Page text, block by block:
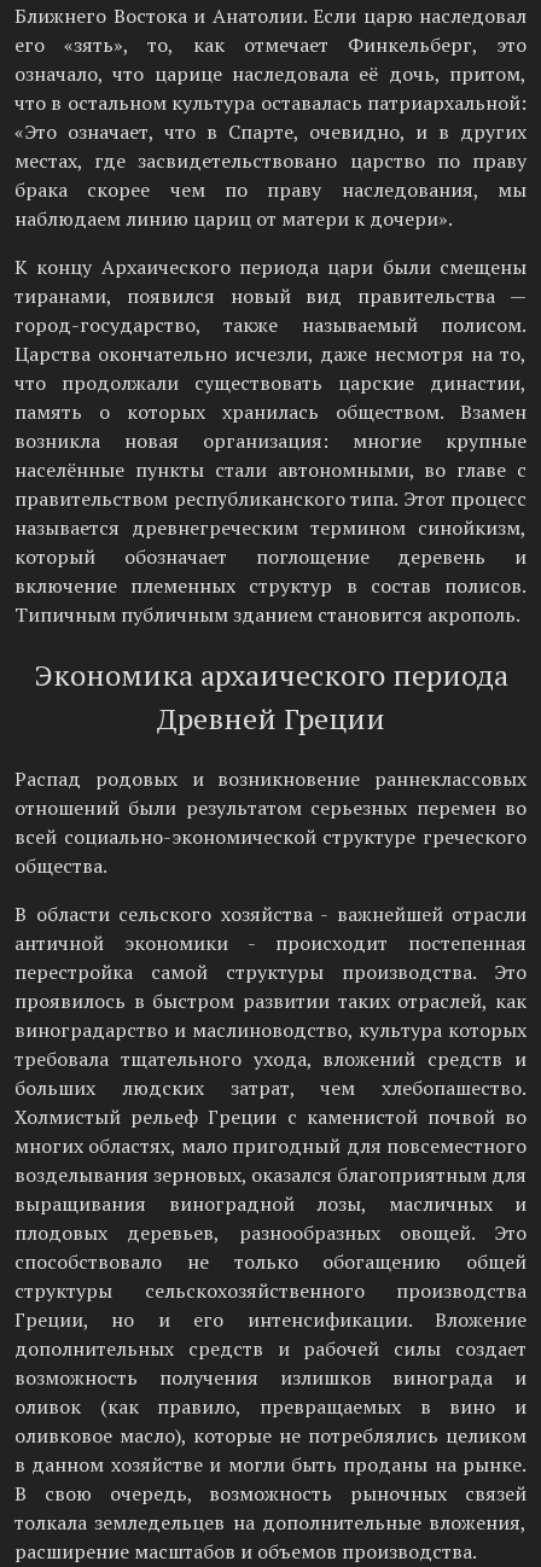
Ближнего Востока и Анатолии. Если царю наследовал
его «зять», то, как отмечает Финкельберг, это
означало, что царице наследовала её дочь, притом,
что в остальном культура оставалась патриархальной:
«Это означает, что в Спарте, очевидно, и в других
местах, где засвидетельствовано царство по праву
брака скорее чем по праву наследования, мы
наблюдаем линию цариц от матери к дочери».
К концу Архаического периода цари были смещены
тиранами, появился новый вид правительства —
город-государство, также называемый полисом.
Царства окончательно исчезли, даже несмотря на то,
что продолжали существовать царские династии,
память о которых хранилась обществом. Взамен
возникла новая организация: многие крупные
населённые пункты стали автономными, во главе с
правительством республиканского типа. Этот процесс
называется древнегреческим термином синойкизм,
который обозначает поглощение деревень и
включение племенных структур в состав полисов.
Типичным публичным зданием становится акрополь.
Экономика архаического периода
Древней Греции
Распад родовых и возникновение раннеклассовых
отношений были результатом серьезных перемен во
всей социально-экономической структуре греческого
общества.
В области сельского хозяйства - важнейшей отрасли
античной экономики - происходит постепенная
перестройка самой структуры производства. Это
проявилось в быстром развитии таких отраслей, как
виноградарство и маслиноводство, культура которых
требовала тщательного ухода, вложений средств и
больших людских затрат, чем хлебопашество.
Холмистый рельеф Греции с каменистой почвой во
многих областях, мало пригодный для повсеместного
возделывания зерновых, оказался благоприятным для
выращивания виноградной лозы, масличных и
плодовых деревьев, разнообразных овощей. Это
способствовало не только обогащению общей
структуры сельскохозяйственного производства
Греции, но и его интенсификации. Вложение
дополнительных средств и рабочей силы создает
возможность получения излишков винограда и
оливок (как правило, превращаемых в вино и
оливковое масло), которые не потреблялись целиком
в данном хозяйстве и могли быть проданы на рынке.
В свою очередь, возможность рыночных связей
толкала земледельцев на дополнительные вложения,
расширение масштабов и объемов производства.